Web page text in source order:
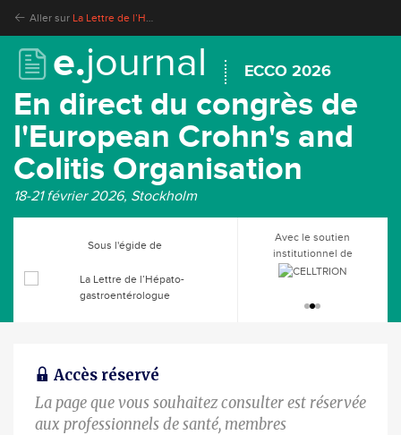
Aller sur La Lettre de l’Hépato-gastroentérologue
e.journal ECCO 2026
En direct du congrès de
l'European Crohn's and
Colitis Organisation
18-21 février 2026, Stockholm
Sous l'égide de
Avec le soutien
institutionnel de
Accès réservé
La page que vous souhaitez consulter est réservée
aux professionnels de santé, membres